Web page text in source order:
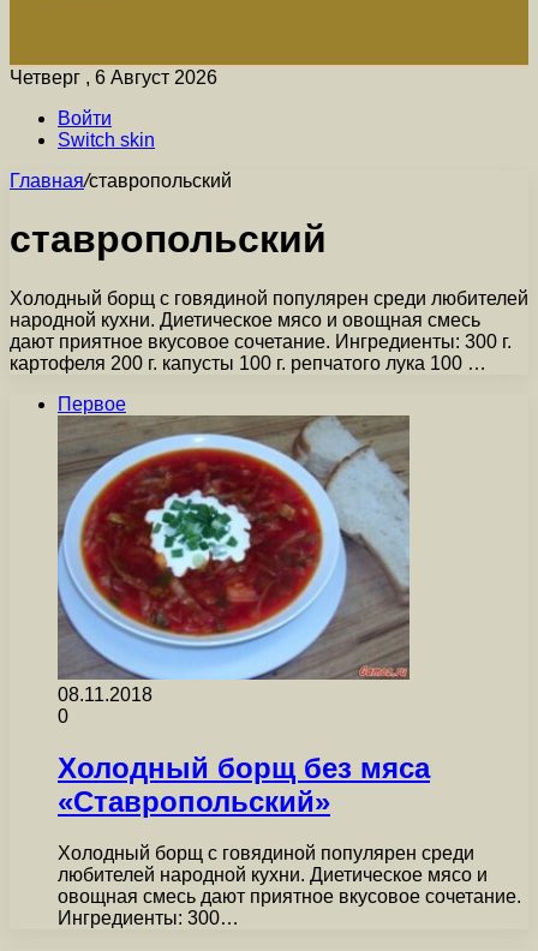
Четверг , 6 Август 2026
Войти
Switch skin
Главная/ставропольский
ставропольский
Холодный борщ с говядиной популярен среди любителей
народной кухни. Диетическое мясо и овощная смесь
дают приятное вкусовое сочетание. Ингредиенты: 300 г.
картофеля 200 г. капусты 100 г. репчатого лука 100 …
Первое
08.11.2018
0
Холодный борщ без мяса
«Ставропольский»
Холодный борщ с говядиной популярен среди
любителей народной кухни. Диетическое мясо и
овощная смесь дают приятное вкусовое сочетание.
Ингредиенты: 300…